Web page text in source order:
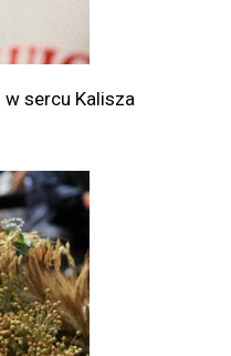
w sercu Kalisza